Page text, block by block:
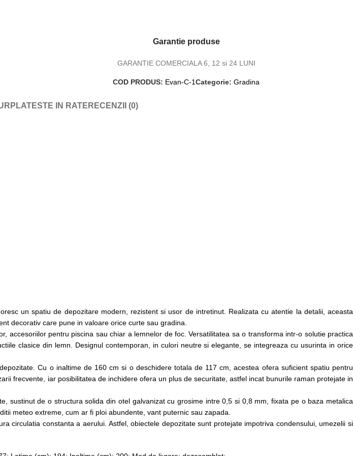
Garantie produse
GARANTIE COMERCIALA 6, 12 si 24 LUNI
COD PRODUS: Evan-C-1Categorie: Gradina
PLATESTE IN RATE RECENZII (0)
un spatiu de depozitare modern, rezistent si usor de intretinut. Realizata cu atentie la detalii, aceasta
decorativ care pune in valoare orice curte sau gradina.
pentru piscina sau chiar a lemnelor de foc. Versatilitatea sa o transforma intr-o solutie practica
clasice din lemn. Designul contemporan, in culori neutre si elegante, se integreaza cu usurinta in orice
Cu o inaltime de 160 cm si o deschidere totala de 117 cm, acestea ofera suficient spatiu pentru
frecvente, iar posibilitatea de inchidere ofera un plus de securitate, astfel incat bunurile raman protejate in
sustinut de o structura solida din otel galvanizat cu grosime intre 0,5 si 0,8 mm, fixata pe o baza metalica
meteo extreme, cum ar fi ploi abundente, vant puternic sau zapada.
circulatia constanta a aerului. Astfel, obiectele depozitate sunt protejate impotriva condensului, umezelii si